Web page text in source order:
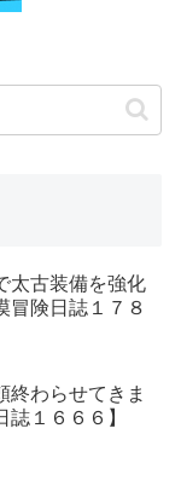
太古装備を強化
冒険日誌１７８
終わらせてきま
誌１６６６】